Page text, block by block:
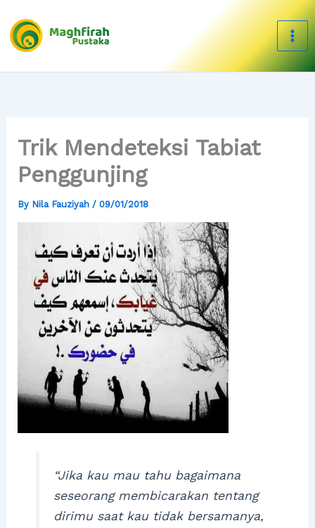
content
Trik Mendeteksi Tabiat
Penggunjing
By Nila Fauziyah / 09/01/2018
“Jika kau mau tahu bagaimana
seseorang membicarakan tentang
dirimu saat kau tidak bersamanya,